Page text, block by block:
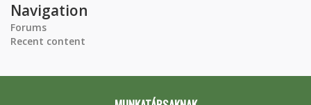
Navigation
Forums
Recent content